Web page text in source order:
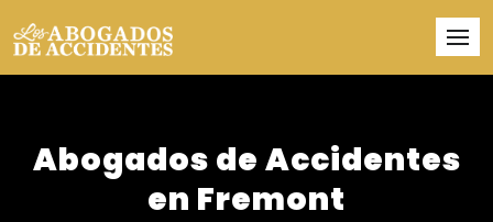
Abogados de Accidentes
en Fremont